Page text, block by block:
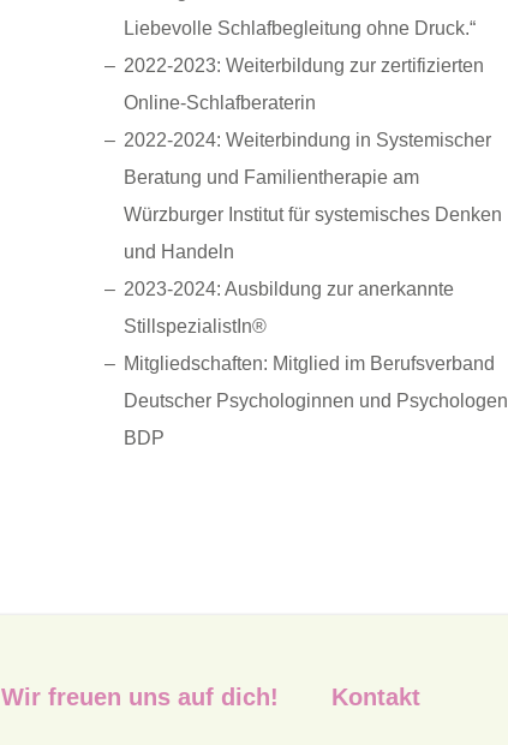
Liebevolle Schlafbegleitung ohne Druck.“
2022-2023: Weiterbildung zur zertifizierten
Online-Schlafberaterin
2022-2024: Weiterbindung in Systemischer
Beratung und Familientherapie am
Würzburger Institut für systemisches Denken
und Handeln
2023-2024: Ausbildung zur anerkannte
StillspezialistIn®
Mitgliedschaften: Mitglied im Berufsverband
Deutscher Psychologinnen und Psychologen
BDP
Wir freuen uns auf dich! Kontakt